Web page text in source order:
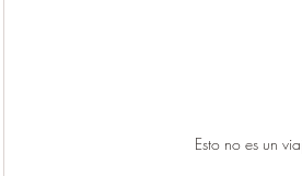
Esto no es un